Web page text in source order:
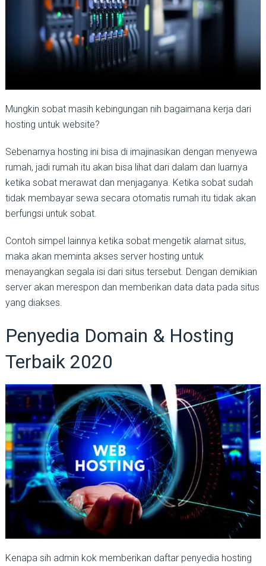
Mungkin sobat masih kebingungan nih bagaimana kerja dari
hosting untuk website?
Sebenarnya hosting ini bisa di imajinasikan dengan menyewa
rumah, jadi rumah itu akan bisa lihat dari dalam dan luarnya
ketika sobat merawat dan menjaganya. Ketika sobat sudah
tidak membayar sewa secara otomatis rumah itu tidak akan
berfungsi untuk sobat.
Contoh simpel lainnya ketika sobat mengetik alamat situs,
maka akan meminta akses server hosting untuk
menayangkan segala isi dari situs tersebut. Dengan demikian
server akan merespon dan memberikan data data pada situs
yang diakses.
Penyedia Domain & Hosting
Terbaik 2020
Kenapa sih admin kok memberikan daftar penyedia hosting